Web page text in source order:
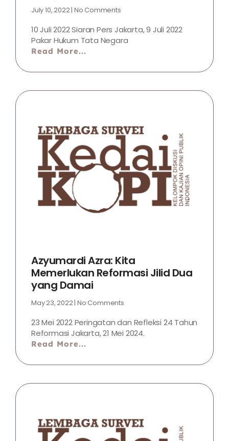
July 10, 2022 No Comments
10 Juli 2022 Siaran Pers Jakarta, 9 Juli 2022
Pakar Hukum Tata Negara
Read More...
Azyumardi Azra: Kita
Memerlukan Reformasi Jilid Dua
yang Damai
May 23, 2022 No Comments
23 Mei 2022 Peringatan dan Refleksi 24 Tahun
Reformasi Jakarta, 21 Mei 2024.
Read More...